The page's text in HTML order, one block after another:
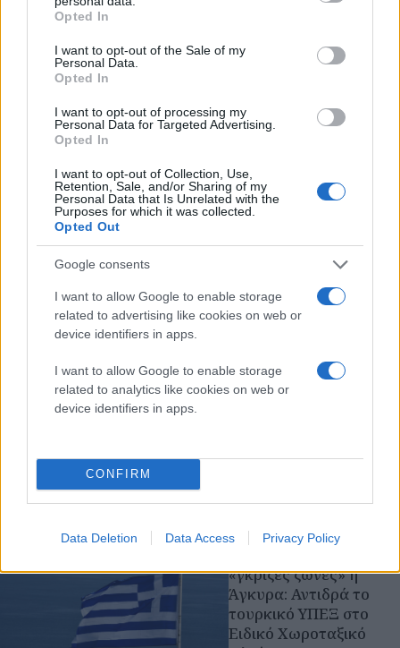
grant or deny consent to Google and its third-party tags to
use your data for below specified purposes in below Google
consent section.
Opted In
I want to opt-out of the Sale of my
Personal Data.
Opted In
I want to opt-out of processing my
Personal Data for Targeted Advertising.
Opted In
I want to opt-out of Collection, Use,
Retention, Sale, and/or Sharing of my
Personal Data that Is Unrelated with the
Purposes for which it was collected.
Opted Out
Google consents
I want to allow Google to enable storage
related to advertising like cookies on web or
device identifiers in apps.
I want to allow Google to enable storage
related to analytics like cookies on web or
device identifiers in apps.
CONFIRM
Data Deletion Data Access Privacy Policy
Διαβάστε περισσότερα
πριν 32 λεπτά
«γκρίζες ζώνες» η
Άγκυρα: Αντιδρά το
τουρκικό ΥΠΕΞ στο
Ειδικό Χωροταξικό